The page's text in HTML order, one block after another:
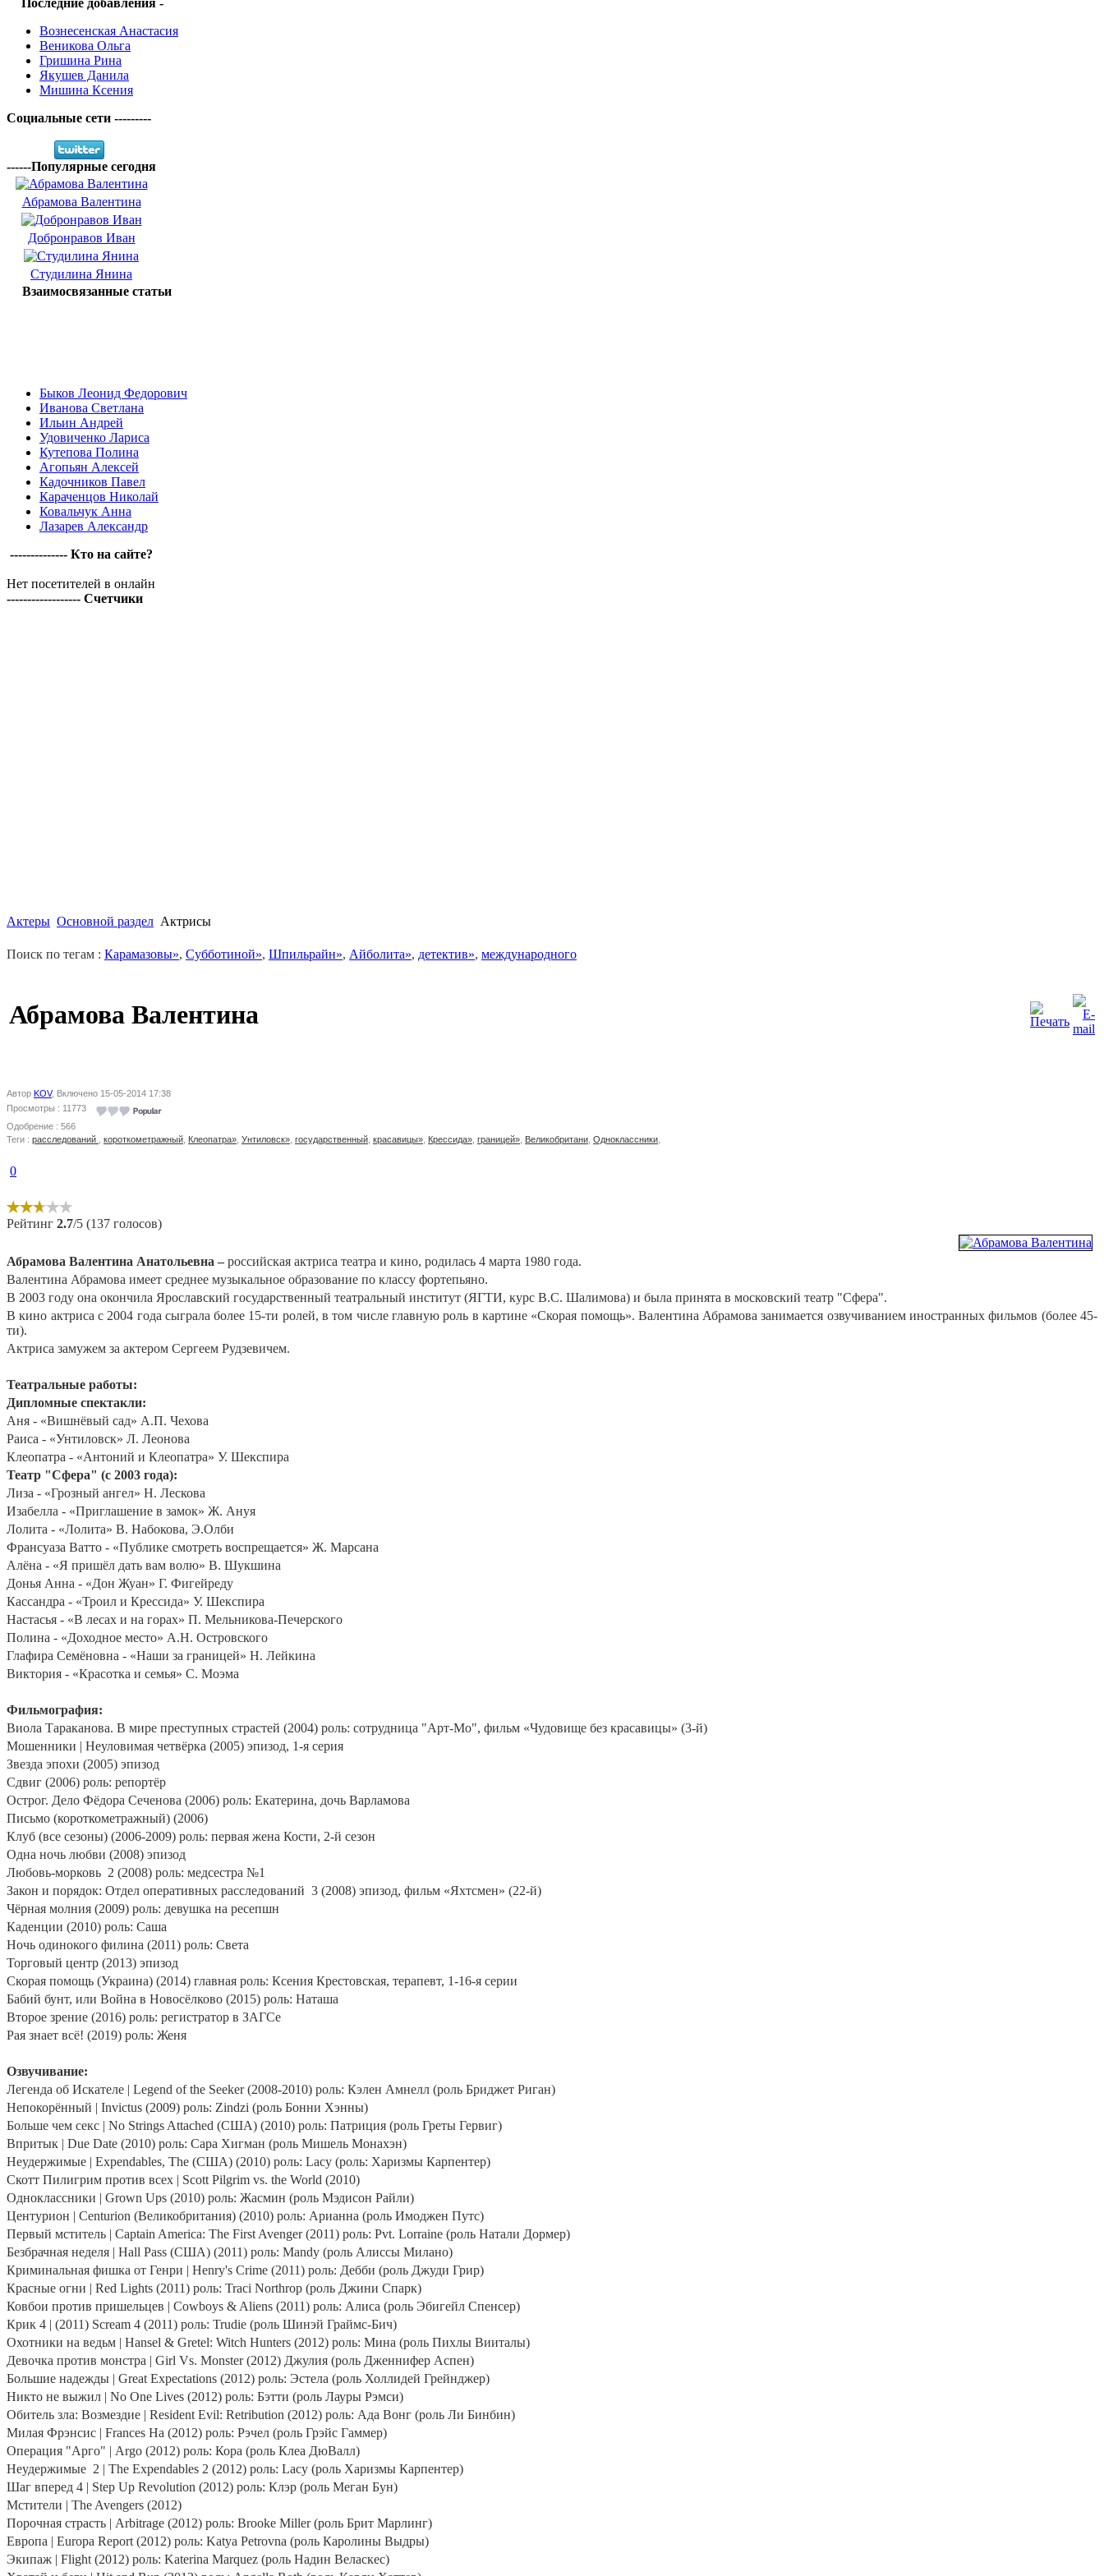
Последние добавления -
Вознесенская Анастасия
Веникова Ольга
Гришина Рина
Якушев Данила
Мишина Ксения
Социальные сети ---------
------Популярные сегодня
Абрамова Валентина
Добронравов Иван
Студилина Янина
Взаимосвязанные статьи
Быков Леонид Федорович
Иванова Светлана
Ильин Андрей
Удовиченко Лариса
Кутепова Полина
Агопьян Алексей
Кадочников Павел
Караченцов Николай
Ковальчук Анна
Лазарев Александр
-------------- Кто на сайте?
Нет посетителей в онлайн
------------------ Счетчики
Актеры Основной раздел Актрисы
Поиск по тегам : Карамазовы», Субботиной», Шпильрайн», Айболита», детектив», международного
Абрамова Валентина
Автор KOV, Включено 15-05-2014 17:38
Просмотры : 11773
Одобрение : 566
Теги : расследований короткометражный Клеопатра» Унтиловск» государственный красавицы» Крессида» границей» Великобритани Одноклассники
0
Рейтинг 2.7/5 (137 голосов)
Абрамова Валентина Анатольевна – российская актриса театра и кино, родилась 4 марта 1980 года.
Валентина Абрамова имеет среднее музыкальное образование по классу фортепьяно.
В 2003 году она окончила Ярославский государственный театральный институт (ЯГТИ, курс В.С. Шалимова) и была принята в московский театр "Сфера".
В кино актриса с 2004 года сыграла более 15-ти ролей, в том числе главную роль в картине «Скорая помощь». Валентина Абрамова занимается озвучиванием иностранных фильмов (более 45-
ти).
Актриса замужем за актером Сергеем Рудзевичем.
Театральные работы:
Дипломные спектакли:
Аня - «Вишнёвый сад» А.П. Чехова
Раиса - «Унтиловск» Л. Леонова
Клеопатра - «Антоний и Клеопатра» У. Шекспира
Театр "Сфера" (с 2003 года):
Лиза - «Грозный ангел» Н. Лескова
Изабелла - «Приглашение в замок» Ж. Ануя
Лолита - «Лолита» В. Набокова, Э.Олби
Франсуаза Ватто - «Публике смотреть воспрещается» Ж. Марсана
Алёна - «Я пришёл дать вам волю» В. Шукшина
Донья Анна - «Дон Жуан» Г. Фигейреду
Кассандра - «Троил и Крессида» У. Шекспира
Настасья - «В лесах и на горах» П. Мельникова-Печерского
Полина - «Доходное место» А.Н. Островского
Глафира Семёновна - «Наши за границей» Н. Лейкина
Виктория - «Красотка и семья» С. Моэма
Фильмография:
Виола Тараканова. В мире преступных страстей (2004) роль: сотрудница "Арт-Мо", фильм «Чудовище без красавицы» (3-й)
Мошенники | Неуловимая четвёрка (2005) эпизод, 1-я серия
Звезда эпохи (2005) эпизод
Сдвиг (2006) роль: репортёр
Острог. Дело Фёдора Сеченова (2006) роль: Екатерина, дочь Варламова
Письмо (короткометражный) (2006)
Клуб (все сезоны) (2006-2009) роль: первая жена Кости, 2-й сезон
Одна ночь любви (2008) эпизод
Любовь-морковь 2 (2008) роль: медсестра №1
Закон и порядок: Отдел оперативных расследований 3 (2008) эпизод, фильм «Яхтсмен» (22-й)
Чёрная молния (2009) роль: девушка на ресепшн
Каденции (2010) роль: Саша
Ночь одинокого филина (2011) роль: Света
Торговый центр (2013) эпизод
Скорая помощь (Украина) (2014) главная роль: Ксения Крестовская, терапевт, 1-16-я серии
Бабий бунт, или Война в Новосёлково (2015) роль: Наташа
Второе зрение (2016) роль: регистратор в ЗАГСе
Рая знает всё! (2019) роль: Женя
Озвучивание:
Легенда об Искателе | Legend of the Seeker (2008-2010) роль: Кэлен Амнелл (роль Бриджет Риган)
Непокорённый | Invictus (2009) роль: Zindzi (роль Бонни Хэнны)
Больше чем секс | No Strings Attached (США) (2010) роль: Патриция (роль Греты Гервиг)
Впритык | Due Date (2010) роль: Сара Хигман (роль Мишель Монахэн)
Неудержимые | Expendables, The (США) (2010) роль: Lacy (роль: Харизмы Карпентер)
Скотт Пилигрим против всех | Scott Pilgrim vs. the World (2010)
Одноклассники | Grown Ups (2010) роль: Жасмин (роль Мэдисон Райли)
Центурион | Centurion (Великобритания) (2010) роль: Арианна (роль Имоджен Путс)
Первый мститель | Captain America: The First Avenger (2011) роль: Pvt. Lorraine (роль Натали Дормер)
Безбрачная неделя | Hall Pass (США) (2011) роль: Mandy (роль Алиссы Милано)
Криминальная фишка от Генри | Henry's Crime (2011) роль: Дебби (роль Джуди Грир)
Красные огни | Red Lights (2011) роль: Traci Northrop (роль Джини Спарк)
Ковбои против пришельцев | Cowboys & Aliens (2011) роль: Алиса (роль Эбигейл Спенсер)
Крик 4 | (2011) Scream 4 (2011) роль: Trudie (роль Шинэй Граймс-Бич)
Охотники на ведьм | Hansel & Gretel: Witch Hunters (2012) роль: Мина (роль Пихлы Вииталы)
Девочка против монстра | Girl Vs. Monster (2012) Джулия (роль Дженнифер Аспен)
Большие надежды | Great Expectations (2012) роль: Эстела (роль Холлидей Грейнджер)
Никто не выжил | No One Lives (2012) роль: Бэтти (роль Лауры Рэмси)
Обитель зла: Возмездие | Resident Evil: Retribution (2012) роль: Ада Вонг (роль Ли Бинбин)
Милая Фрэнсис | Frances Ha (2012) роль: Рэчел (роль Грэйс Гаммер)
Операция "Арго" | Argo (2012) роль: Кора (роль Клеа ДюВалл)
Неудержимые 2 | The Expendables 2 (2012) роль: Lacy (роль Харизмы Карпентер)
Шаг вперед 4 | Step Up Revolution (2012) роль: Клэр (роль Меган Бун)
Мстители | The Avengers (2012)
Порочная страсть | Arbitrage (2012) роль: Brooke Miller(роль Брит Марлинг)
Европа | Europa Report (2012) роль: Katya Petrovna (роль Каролины Выдры)
Экипаж | Flight (2012) роль: Katerina Marquez (роль Надин Веласкес)